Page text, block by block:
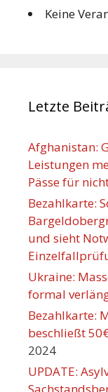
Keine
Letzte
Afghanistan:
Leistungen
Pässe für
Bezahlkarte:
und sieht
Ukraine:
formal
Bezahlkarte:
beschließt
2024
UPDATE: